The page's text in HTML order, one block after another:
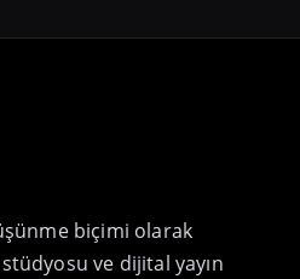
biçimi olarak
ve dijital yayın